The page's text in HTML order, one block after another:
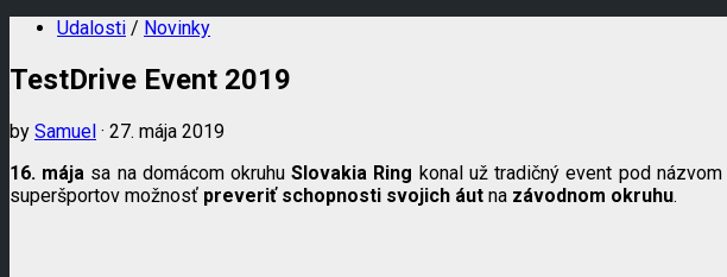
Udalosti / Novinky
TestDrive Event 2019
by Samuel · 27. mája 2019
16. mája sa na domácom okruhuSlovakia Ring konal už tradičný event pod názvom
superšportov možnosť preveriť schopnosti svojich áut na závodnom okruhu.